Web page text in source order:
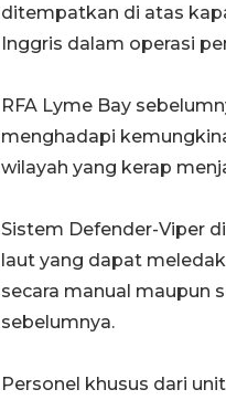
ditempatkan di atas
Inggris dalam operasi
RFA Lyme Bay
menghadapi
wilayah yang kerap
Sistem Defender-Viper
laut yang dapat
secara manual maupun
sebelumnya.
Personel khusus dari